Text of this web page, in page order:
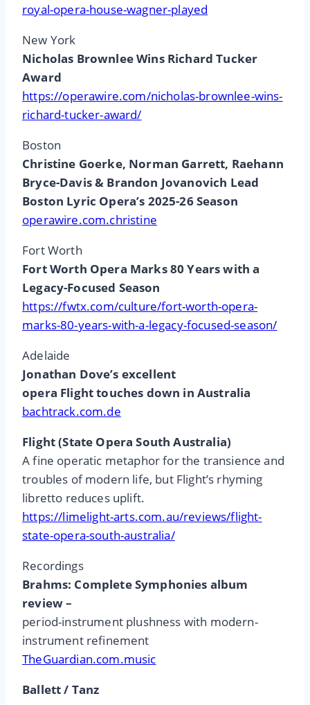
royal-opera-house-wagner-played
New York
Nicholas Brownlee Wins Richard Tucker
Award
https://operawire.com/nicholas-brownlee-wins-
richard-tucker-award/
Boston
Christine Goerke, Norman Garrett, Raehann
Bryce-Davis & Brandon Jovanovich Lead
Boston Lyric Opera’s 2025-26 Season
operawire.com.christine
Fort Worth
Fort Worth Opera Marks 80 Years with a
Legacy-Focused Season
https://fwtx.com/culture/fort-worth-opera-
marks-80-years-with-a-legacy-focused-season/
Adelaide
Jonathan Dove’s excellent
opera Flight touches down in Australia
bachtrack.com.de
Flight (State Opera South Australia)
A fine operatic metaphor for the transience and
troubles of modern life, but Flight’s rhyming
libretto reduces uplift.
https://limelight-arts.com.au/reviews/flight-
state-opera-south-australia/
Recordings
Brahms: Complete Symphonies album
review –
period-instrument plushness with modern-
instrument refinement
TheGuardian.com.music
Ballett / Tanz